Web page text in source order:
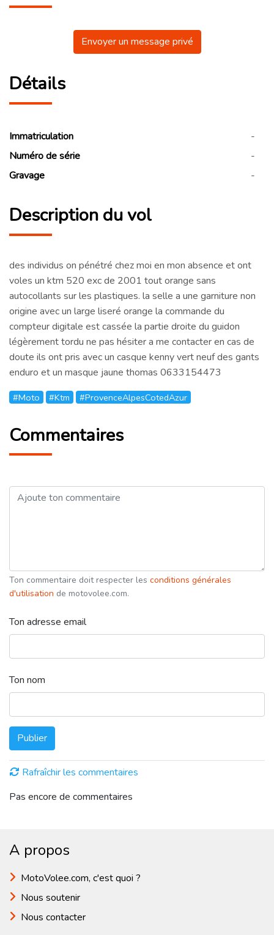
Envoyer un message privé
Détails
Immatriculation
-
Numéro de série
-
Gravage
-
Description du vol
des individus on pénétré chez moi en mon absence et ont
voles un ktm 520 exc de 2001 tout orange sans
autocollants sur les plastiques. la selle a une garniture non
origine avec un large liseré orange la commande du
compteur digitale est cassée la partie droite du guidon
légèrement tordu ne pas hésiter a me contacter en cas de
doute ils ont pris avec un casque kenny vert neuf des gants
enduro et un masque jaune thomas 0633154473
#Moto #Ktm #ProvenceAlpesCotedAzur
Commentaires
Ton commentaire doit respecter les conditions générales
d'utilisation de motovolee.com.
Ton adresse email
Ton nom
Publier
Rafraîchir les commentaires
Pas encore de commentaires
A propos
MotoVolee.com, c'est quoi ?
Nous soutenir
Nous contacter